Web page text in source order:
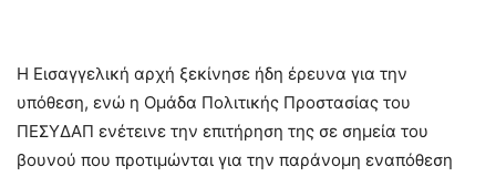
Η Εισαγγελική αρχή ξεκίνησε ήδη έρευνα για την
υπόθεση, ενώ η Ομάδα Πολιτικής Προστασίας του
ΠΕΣΥΔΑΠ ενέτεινε την επιτήρηση της σε σημεία του
βουνού που προτιμώνται για την παράνομη εναπόθεση